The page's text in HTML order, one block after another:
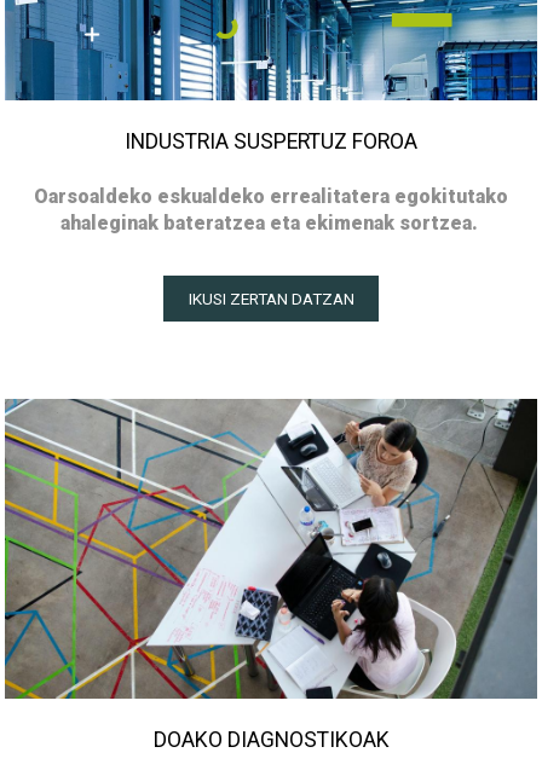
INDUSTRIA SUSPERTUZ FOROA
Oarsoaldeko eskualdeko errealitatera egokitutako
ahaleginak bateratzea eta ekimenak sortzea.
IKUSI ZERTAN DATZAN
DOAKO DIAGNOSTIKOAK